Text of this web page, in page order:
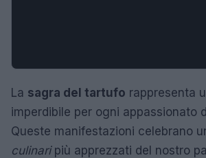
La sagra del tartufo rappresenta
imperdibile per ogni appassionato
Queste manifestazioni celebrano
culinaripiù apprezzati del nostro